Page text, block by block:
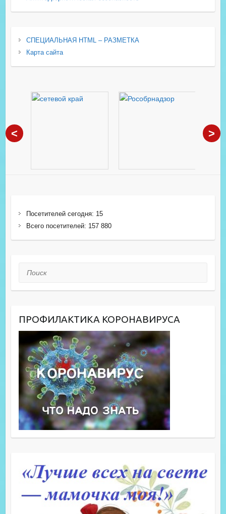
СПЕЦИАЛЬНАЯ HTML – РАЗМЕТКА
Карта сайта
< >
Посетителей сегодня: 15
Всего посетителей: 157 880
Поиск
ПРОФИЛАКТИКА КОРОНАВИРУСА